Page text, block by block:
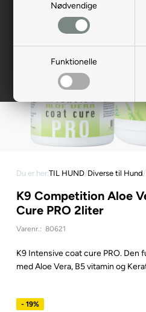
Nødvendige
Funktionelle
Du er her:TIL HUND/Diverse til Hund/
K9 Competition Aloe
Cure PRO 2liter
Varenr.: 80621
K9 Intensive coat cure PRO.
med Aloe Vera, B5 vitamin og
- 19%